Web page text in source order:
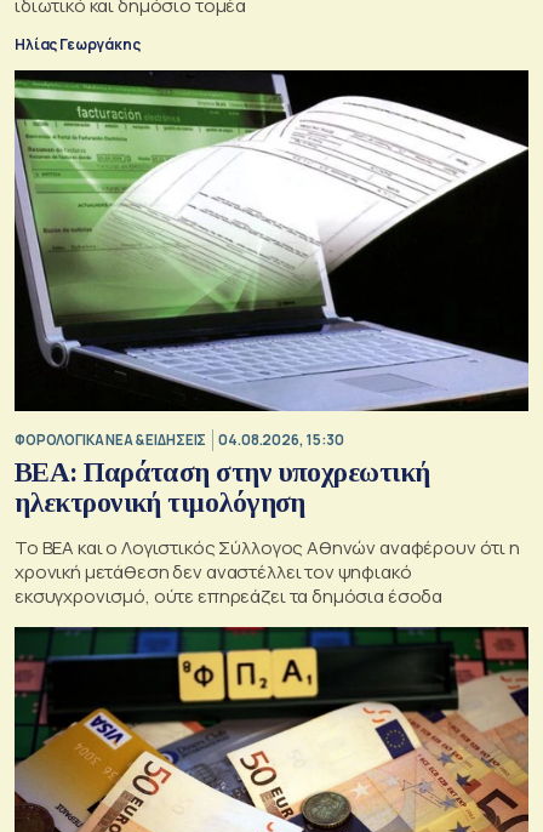
ιδιωτικό και δημόσιο τομέα
Ηλίας Γεωργάκης
ΦΟΡΟΛΟΓΙΚΑ ΝΕΑ & EΙΔΗΣΕΙΣ 04.08.2026, 15:30
BEA: Παράταση στην υποχρεωτική
ηλεκτρονική τιμολόγηση
To BEA και ο Λογιστικός Σύλλογος Αθηνών αναφέρουν ότι η
χρονική μετάθεση δεν αναστέλλει τον ψηφιακό
εκσυγχρονισμό, ούτε επηρεάζει τα δημόσια έσοδα